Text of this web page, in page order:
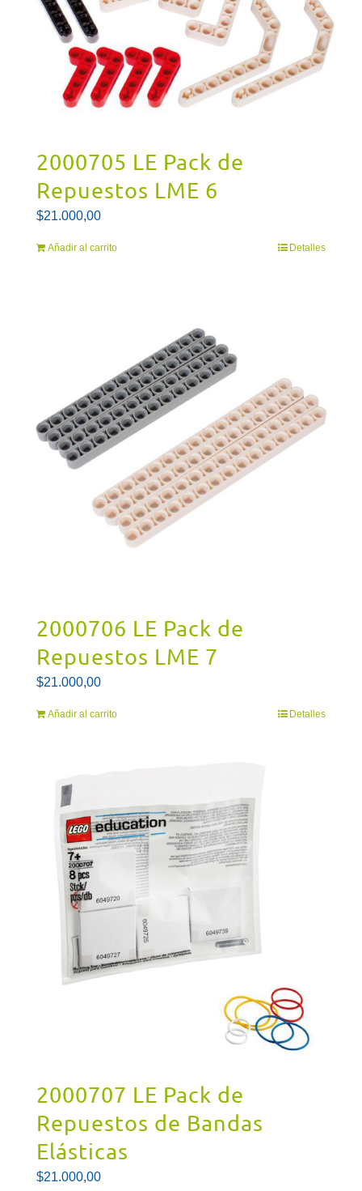
2000705 LE Pack de
Repuestos LME 6
$21.000,00
Añadir al carrito Detalles
2000706 LE Pack de
Repuestos LME 7
$21.000,00
Añadir al carrito Detalles
2000707 LE Pack de
Repuestos de Bandas
Elásticas
$21.000,00